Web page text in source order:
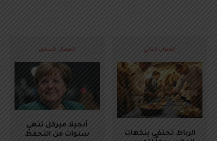
المقال السابق
أنجيلا ميركل تنهي
سنوات من التحفظ
المقال التالي
الرباط تحتفي بنكهات